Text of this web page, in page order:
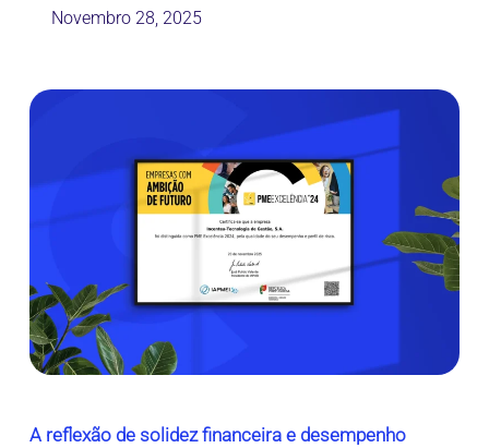
Novembro 28, 2025
A reflexão de solidez financeira e desempenho